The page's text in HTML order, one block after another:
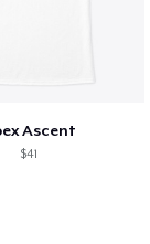
Ascent
$41